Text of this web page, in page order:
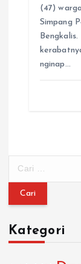
(47)
Simpang
nginap…
i
n
t
Kategori